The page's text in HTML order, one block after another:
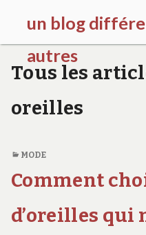
un blog
autres
f
c
i
l
d
r
n
.
Tous les
oreilles
MODE
Comment
d’oreilles qui